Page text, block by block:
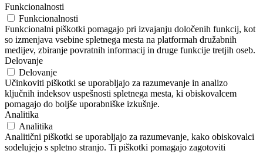
Funkcionalnosti
Funkcionalnosti
Funkcionalni piškotki pomagajo pri izvajanju določenih funkcij, kot
so izmenjava vsebine spletnega mesta na platformah družabnih
medijev, zbiranje povratnih informacij in druge funkcije tretjih oseb.
Delovanje
Delovanje
Učinkoviti piškotki se uporabljajo za razumevanje in analizo
ključnih indeksov uspešnosti spletnega mesta, ki obiskovalcem
pomagajo do boljše uporabniške izkušnje.
Analitika
Analitika
Analitični piškotki se uporabljajo za razumevanje, kako obiskovalci
sodelujejo s spletno stranjo. Ti piškotki pomagajo zagotoviti